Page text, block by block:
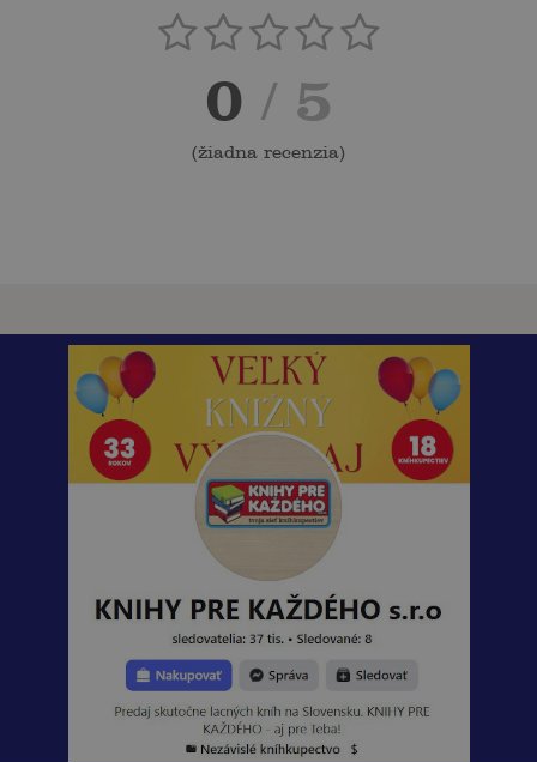
0 / 5
(žiadna recenzia)